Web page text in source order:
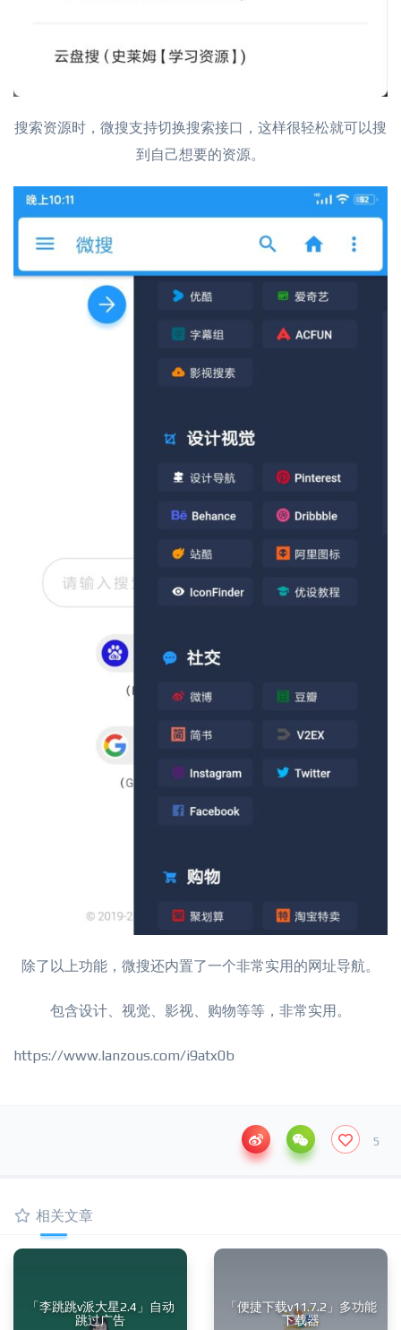
搜索资源时，微搜支持切换搜索接口，这样很轻松就可以搜
到自己想要的资源。
除了以上功能，微搜还内置了一个非常实用的网址导航。
包含设计、视觉、影视、购物等等，非常实用。
https://www.lanzous.com/i9atx0b
5
相关文章
「李跳跳v派大星2.4」自动
跳过广告
「便捷下载v11.7.2」多功能
下载器